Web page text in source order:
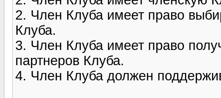
2. Член Клуба имеет право
Клуба.
3. Член Клуба имеет право
партнеров Клуба.
4. Член Клуба должен